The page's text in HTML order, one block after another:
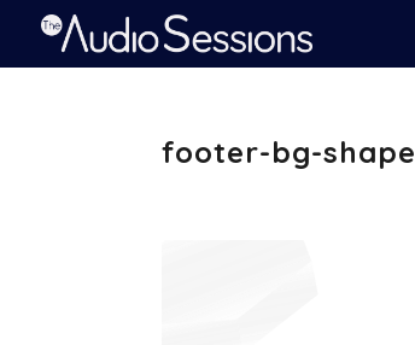
footer-bg-shape